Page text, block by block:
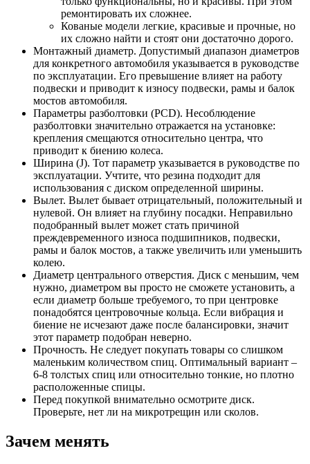
ремонтировать их сложнее.
Кованые модели легкие, красивые и прочные, но
их сложно найти и стоят они достаточно дорого.
Монтажный диаметр. Допустимый диапазон диаметров
для конкретного автомобиля указывается в руководстве
по эксплуатации. Его превышение влияет на работу
подвески и приводит к износу подвески, рамы и балок
мостов автомобиля.
Параметры разболтовки (PCD). Несоблюдение
разболтовки значительно отражается на установке:
крепления смещаются относительно центра, что
приводит к биению колеса.
Ширина (J). Тот параметр указывается в руководстве по
эксплуатации. Учтите, что резина подходит для
использования с диском определенной ширины.
Вылет. Вылет бывает отрицательный, положительный и
нулевой. Он влияет на глубину посадки. Неправильно
подобранный вылет может стать причиной
преждевременного износа подшипников, подвески,
рамы и балок мостов, а также увеличить или уменьшить
колею.
Диаметр центрального отверстия. Диск с меньшим, чем
нужно, диаметром вы просто не сможете установить, а
если диаметр больше требуемого, то при центровке
понадобятся центровочные кольца. Если вибрация и
биение не исчезают даже после балансировки, значит
этот параметр подобран неверно.
Прочность. Не следует покупать товары со слишком
маленьким количеством спиц. Оптимальный вариант –
6-8 толстых спиц или относительно тонкие, но плотно
расположенные спицы.
Перед покупкой внимательно осмотрите диск.
Проверьте, нет ли на микротрещин или сколов.
Зачем менять